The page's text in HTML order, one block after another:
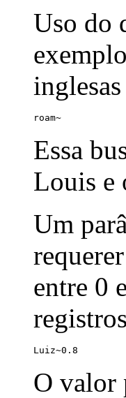
Uso do
roam~
Essa
Louis e
Um
entre 0
Luiz~0.8
O valor